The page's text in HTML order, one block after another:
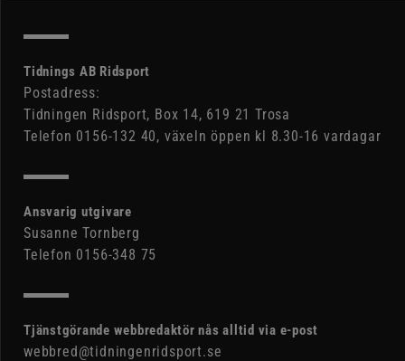
Tidnings AB Ridsport
Postadress:
Tidningen Ridsport, Box 14, 619 21 Trosa
Telefon 0156-132 40, växeln öppen kl 8.30-16 vardagar
Ansvarig utgivare
Susanne Tornberg
Telefon 0156-348 75
Tjänstgörande webbredaktör nås alltid via e-post
webbred@tidningenridsport.se